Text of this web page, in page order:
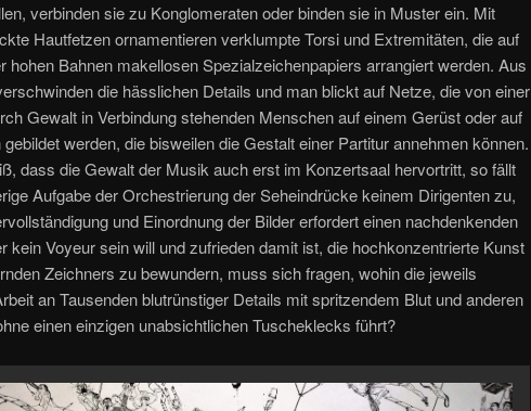
verbinden sie zu Konglomeraten oder binden sie in Muster ein. Mit
Hautfetzen ornamentieren verklumpte Torsi und Extremitäten, die auf
hohen Bahnen makellosen Spezialzeichenpapiers arrangiert werden. Aus
die hässlichen Details und man blickt auf Netze, die von einer
Gewalt in Verbindung stehenden Menschen auf einem Gerüst oder auf
werden, die bisweilen die Gestalt einer Partitur annehmen können.
dass die Gewalt der Musik auch erst im Konzertsaal hervortritt, so fällt
Aufgabe der Orchestrierung der Seheindrücke keinem Dirigenten zu,
und Einordnung der Bilder erfordert einen nachdenkenden
kein Voyeur sein will und zufrieden damit ist, die hochkonzentrierte Kunst
Zeichners zu bewundern, muss sich fragen, wohin die jeweils
an Tausenden blutrünstiger Details mit spritzendem Blut und anderen
einen einzigen unabsichtlichen Tuscheklecks führt?